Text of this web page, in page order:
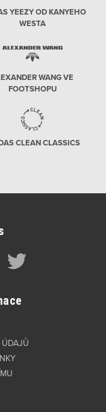
YEEZY OD KANYEHO
WESTA
WANG VE
FOOTSHOPU
CLEAN CLASSICS